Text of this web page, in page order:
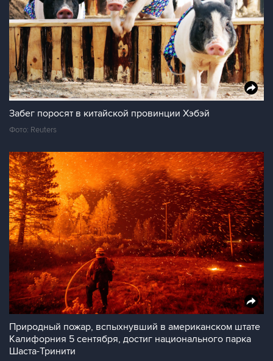
Забег поросят в китайской провинции Хэбэй
Фото: Reuters
Природный пожар, вспыхнувший в американском штате
Калифорния 5 сентября, достиг национального парка
Шаста-Тринити